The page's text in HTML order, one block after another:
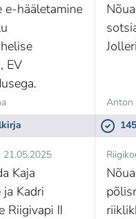
e-hääletamine
EV
Anton
21.05.2025
Kaja
Kadri
Riigivapi II